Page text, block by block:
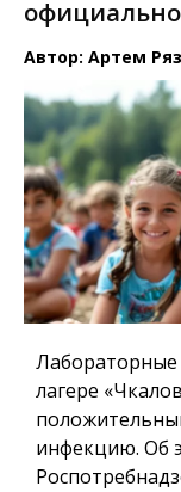
официально
Автор: Артем
лагере
инфекцию. Об